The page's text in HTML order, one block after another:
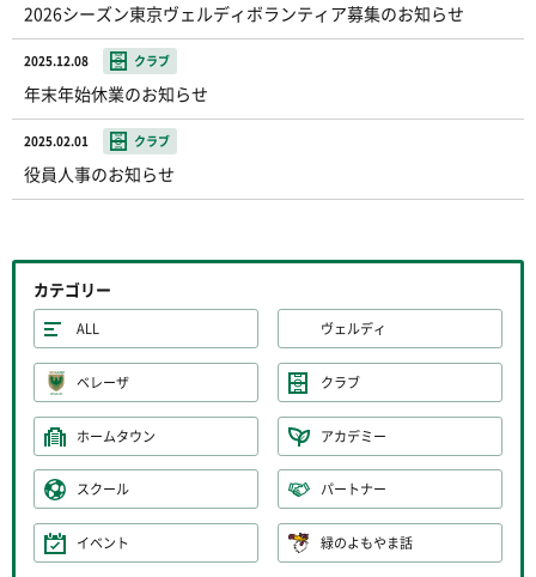
2026シーズン東京ヴェルディボランティア募集のお知らせ
2025.12.08 クラブ
年末年始休業のお知らせ
2025.02.01 クラブ
役員人事のお知らせ
カテゴリー
ALL ヴェルディ
ベレーザ クラブ
ホームタウン アカデミー
スクール パートナー
イベント 緑のよもやま話